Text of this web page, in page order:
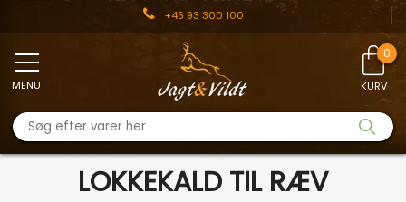
+45 93 300 100
KURV
MENU
LOKKEKALD TIL RÆV